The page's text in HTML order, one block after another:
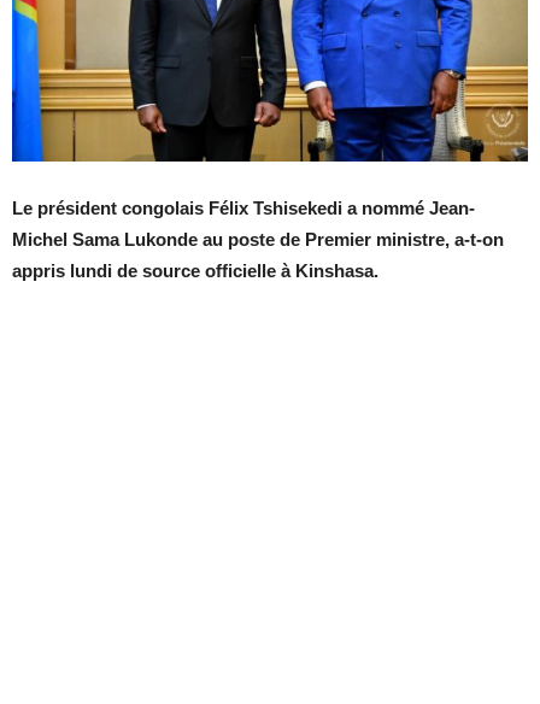
Le président congolais Félix Tshisekedi a nommé Jean-
Michel Sama Lukonde au poste de Premier ministre, a-t-on
appris lundi de source officielle à Kinshasa.